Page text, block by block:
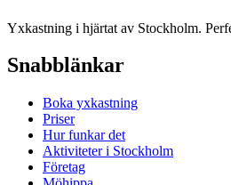
Yxkastning i hjärtat av Stockholm.
Snabblänkar
Boka yxkastning
Priser
Hur funkar det
Aktiviteter i Stockholm
Företag